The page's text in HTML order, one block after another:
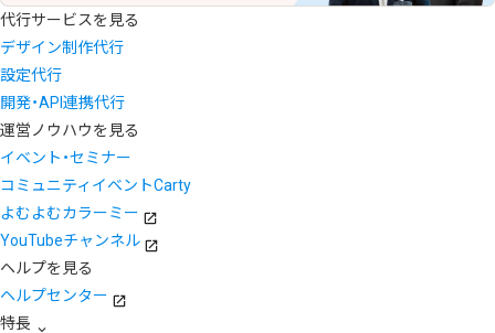
代行サービスを見る
デザイン制作代行
設定代行
開発・API連携代行
運営ノウハウを見る
イベント・セミナー
コミュニティイベントCarty
よむよむカラーミー
YouTubeチャンネル
ヘルプを見る
ヘルプセンター
特長